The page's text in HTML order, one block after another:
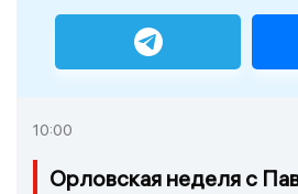
10:00
Орловская неделя с